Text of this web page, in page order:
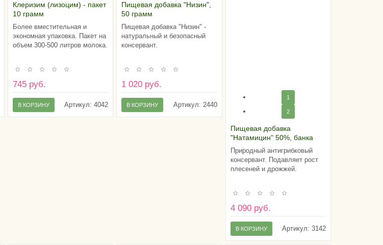
Клеризим (лизоцим) - пакет
10 грамм
Более вместительная и
экономная упаковка. Пакет на
объем 300-500 литров молока.
745 руб.
Артикул: 4042
В КОРЗИНУ
Пищевая добавка "Низин",
50 грамм
Пищевая добавка "Низин" -
натуральный и безопасный
консервант.
1 020 руб.
Артикул: 2440
В КОРЗИНУ
1
2
Пищевая добавка
"Натамицин" 50%, банка
500 грамм
Природный антигрибковый
консервант. Подавляет рост
плесеней и дрожжей.
4 090 руб.
Артикул: 3142
В КОРЗИНУ